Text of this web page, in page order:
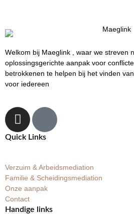
Welkom bij Maeglink , waar we streven
oplossingsgerichte aanpak voor
betrokkenen te helpen bij het vinden
voor iedereen
Quick Links
Verzuim & Arbeidsmediation
Familie & Scheidingsmediation
Onze aanpak
Contact
Handige links